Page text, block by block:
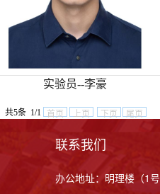
实验员--李豪
共5条 1/1 首页 上页 下页 尾页
联系我们
办公地址：明理楼（1